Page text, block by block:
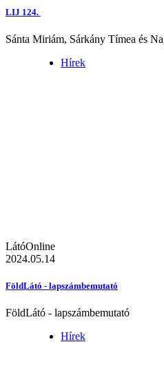
LIJ 124.
Sánta Miriám, Sárkány Tímea és
Hírek
LátóOnline
2024.05.14
FöldLátó - lapszámbemutató
FöldLátó - lapszámbemutató
Hírek